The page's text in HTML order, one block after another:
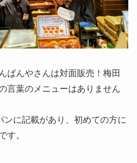
ぱんやさんは対面販売！梅田
言葉のメニューはありません
ンに記載があり、初めての方に
す。